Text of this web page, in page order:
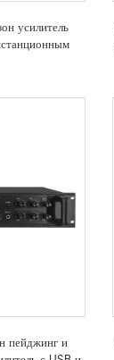
усилитель
пейджинг и